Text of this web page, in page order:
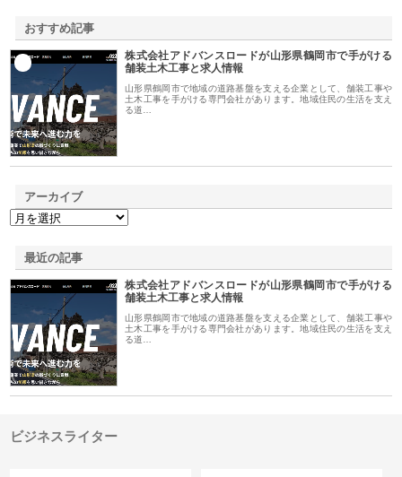
おすすめ記事
株式会社アドバンスロードが山形県鶴岡市で手がける
舗装土木工事と求人情報
山形県鶴岡市で地域の道路基盤を支える企業として、舗装工事や
土木工事を手がける専門会社があります。地域住民の生活を支え
る道…
アーカイブ
最近の記事
株式会社アドバンスロードが山形県鶴岡市で手がける
舗装土木工事と求人情報
山形県鶴岡市で地域の道路基盤を支える企業として、舗装工事や
土木工事を手がける専門会社があります。地域住民の生活を支え
る道…
ビジネスライター